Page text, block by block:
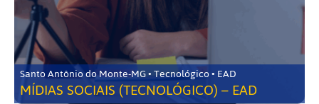
Santo Antônio do Monte-MG • Tecnológico • EAD
MÍDIAS SOCIAIS (TECNOLÓGICO) – EAD